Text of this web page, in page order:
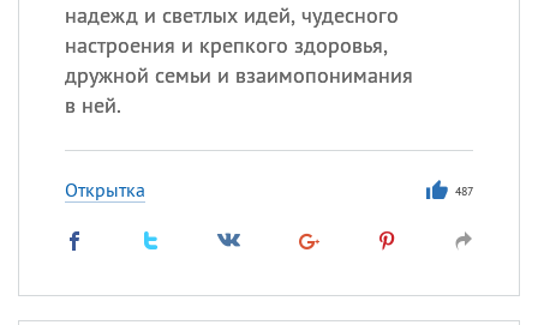
надежд и светлых идей, чудесного
настроения и крепкого здоровья,
дружной семьи и взаимопонимания
в ней.
Открытка 487